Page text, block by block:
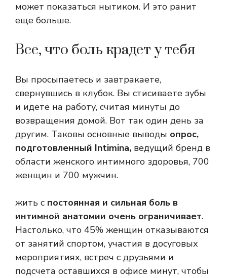
может показаться нытиком. И это ранит
еще больше.
Все, что боль крадет у тебя
Вы просыпаетесь и завтракаете,
свернувшись в клубок. Вы стисиваете зубы
и идете на работу, считая минуты до
возвращения домой. Вот так один день за
другим. Таковы основные выводы опрос,
подготовленный Intimina, ведущий бренд в
области женского интимного здоровья, 700
женщин и 700 мужчин.
жить с постоянная и сильная боль в
интимной анатомии очень ограничивает.
Настолько, что 45% женщин отказываются
от занятий спортом, участия в досуговых
мероприятиях, встреч с друзьями и
подсчета оставшихся в офисе минут, чтобы